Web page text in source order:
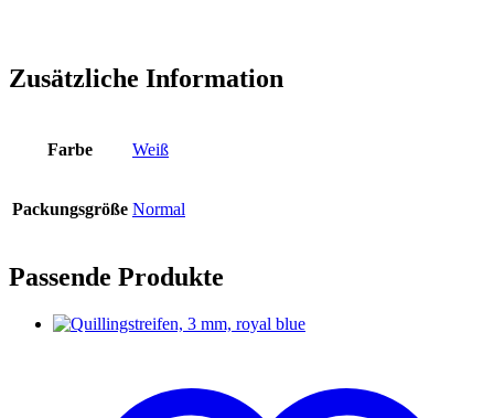
Zusätzliche Information
Farbe Weiß
Packungsgröße Normal
Passende Produkte